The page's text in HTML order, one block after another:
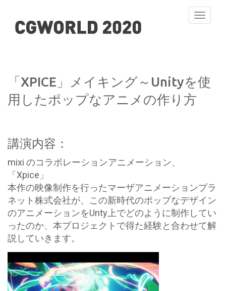
Toggle
「XPICE」メイキング～Unityを使
用したポップなアニメの作り方
講演内容：
mixi のコラボレーションアニメーション、
「Xpice」
本作の映像制作を行ったマーザアニメーションプラ
ネット株式会社が、この新時代のポップなデザイン
のアニメーションをUnty上でどのように制作してい
ったのか、本プロジェクトで得た経験と合わせて解
説していきます。